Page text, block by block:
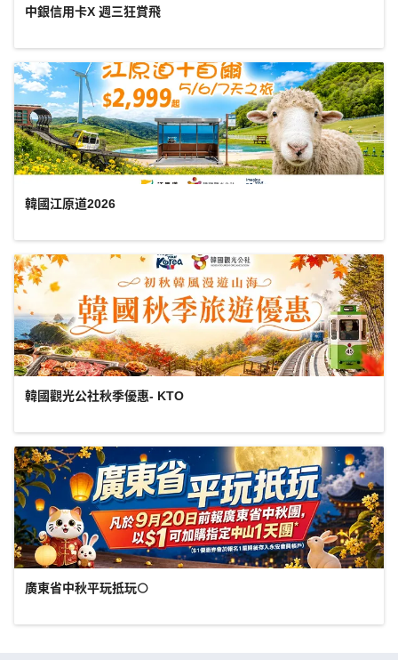
中銀信用卡X 週三狂賞飛
韓國江原道2026
韓國觀光公社秋季優惠- KTO
廣東省中秋平玩抵玩🌕